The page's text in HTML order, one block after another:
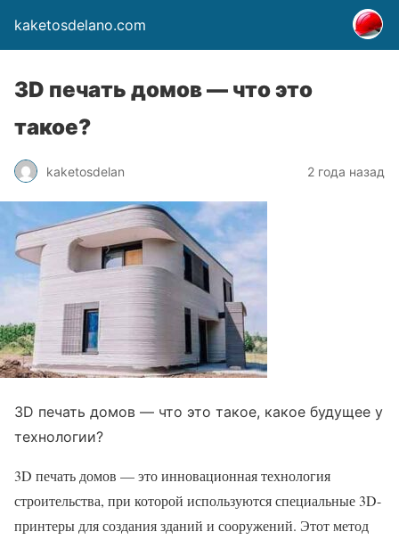
kaketosdelano.com
3D печать домов — что это
такое?
kaketosdelan 2 года назад
3D печать домов — что это такое, какое будущее у
технологии?
3D печать домов — это инновационная технология
строительства, при которой используются специальные 3D-
принтеры для создания зданий и сооружений. Этот метод